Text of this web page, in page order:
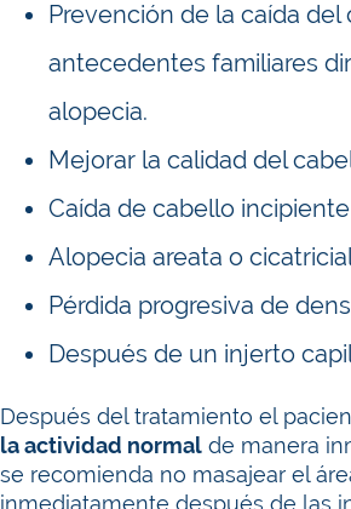
Prevención de la caída del
antecedentes familiares
alopecia.
Mejorar la calidad del
Caída de cabello incipiente
Alopecia areata o
Pérdida progresiva de
Después de un injerto
Después del tratamiento el
la actividad normal de manera
se recomienda no masajear el
inmediatamente después de las